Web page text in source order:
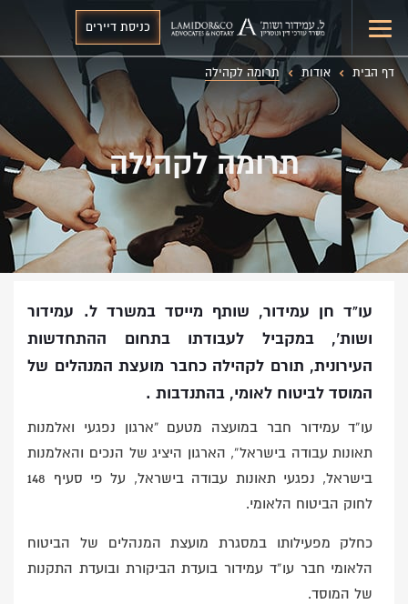
כניסת דיירים
תרומה לקהילה
דף הבית אודות תרומה לקהילה
עו”ד חן עמידור, שותף מייסד במשרד ל. עמידור
ושות’, במקביל לעבודתו בתחום ההתחדשות
העירונית, תורם לקהילה כחבר מועצת המנהלים של
המוסד לביטוח לאומי, בהתנדבות .
עו”ד עמידור חבר במועצה מטעם “ארגון נפגעי ואלמנות
תאונות עבודה בישראל”, הארגון היציג של הנכים והאלמנות
בישראל, נפגעי תאונות עבודה בישראל, על פי סעיף 148
לחוק הביטוח הלאומי.
כחלק מפעילותו במסגרת מועצת המנהלים של הביטוח
הלאומי חבר עו”ד עמידור בועדת הביקורת ובועדת התקנות
של המוסד.